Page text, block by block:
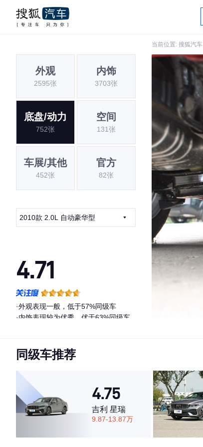
当前位置: 搜狐汽车
外观
2595张
内饰
3703张
底盘/动力
752张
空间
131张
车展/其他
452张
官方
82张
2010款 2.0L 自动豪华型
4.71
·外观表现一般，低于57%同级车
·内饰表现较为优秀，优于63%同级车
同级车推荐
4.75
吉利 星瑞
9.87-13.87万